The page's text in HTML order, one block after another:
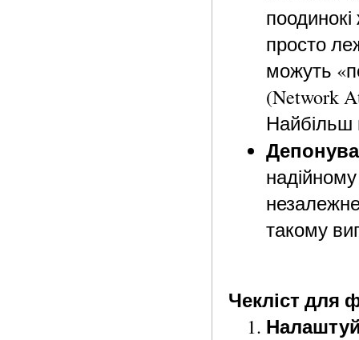
просто
можуть
(Network
Найбільш
такому
Чекліст для